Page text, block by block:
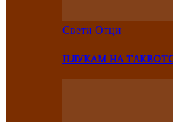
Свети Отци
ПЛУКАМ НА ТАКВОТО